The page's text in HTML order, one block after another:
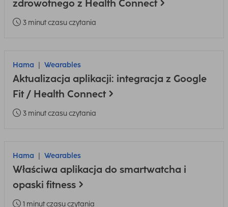
zdrowotnego z Health Connect
3 minut czasu czytania
Hama Wearables
Aktualizacja aplikacji: integracja z Google
Fit / Health Connect
3 minut czasu czytania
Hama Wearables
Właściwa aplikacja do smartwatcha i
opaski fitness
1 minut czasu czytania